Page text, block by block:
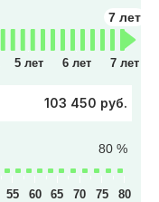
7 лет
5 лет 6 лет 7 лет
103 450 руб.
80 %
55 60 65 70 75 80